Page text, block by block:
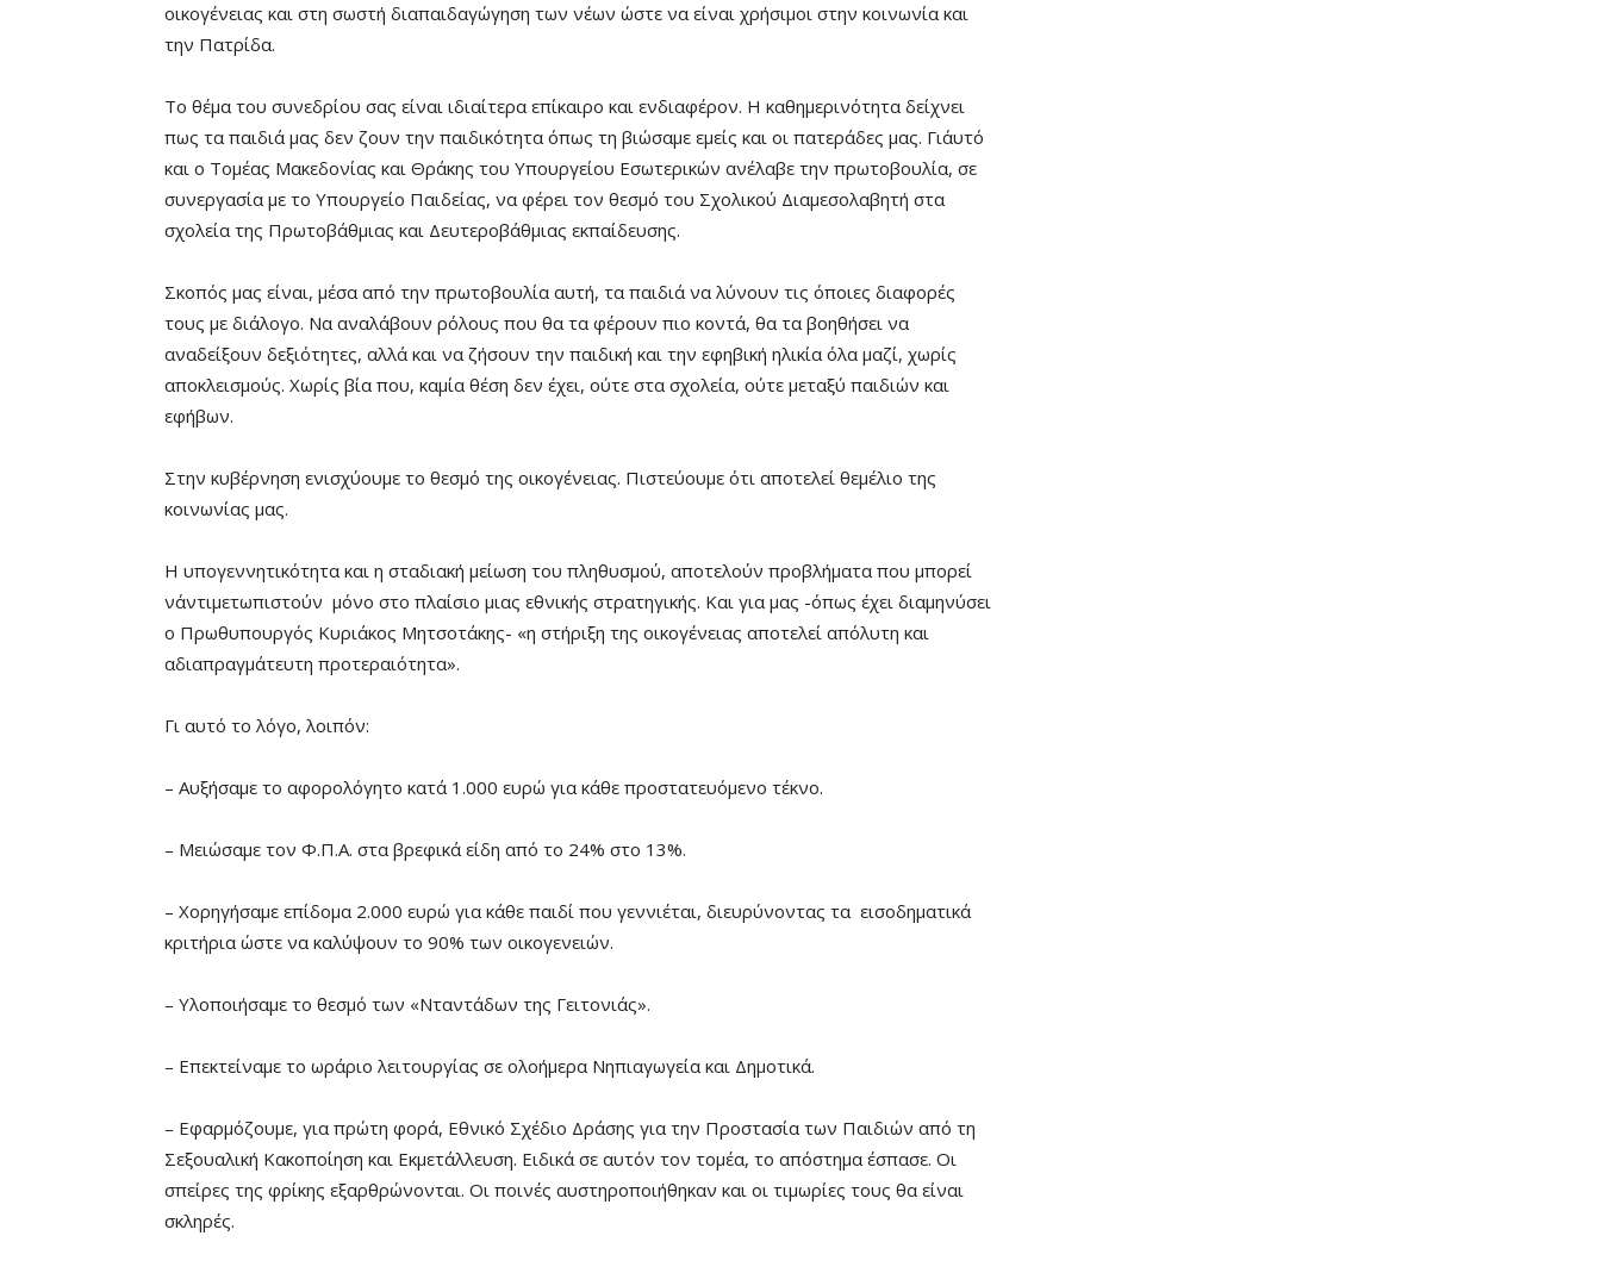
οικογένειας και στη σωστή διαπαιδαγώγηση των νέων ώστε να είναι χρήσιμοι στην κοινωνία και
την Πατρίδα.
Το θέμα του συνεδρίου σας είναι ιδιαίτερα επίκαιρο και ενδιαφέρον. Η καθημερινότητα δείχνει
πως τα παιδιά μας δεν ζουν την παιδικότητα όπως τη βιώσαμε εμείς και οι πατεράδες μας. Γι΄αυτό
και ο Τομέας Μακεδονίας και Θράκης του Υπουργείου Εσωτερικών ανέλαβε την πρωτοβουλία, σε
συνεργασία με το Υπουργείο Παιδείας, να φέρει τον θεσμό του Σχολικού Διαμεσολαβητή στα
σχολεία της Πρωτοβάθμιας και Δευτεροβάθμιας εκπαίδευσης.
Σκοπός μας είναι, μέσα από την πρωτοβουλία αυτή, τα παιδιά να λύνουν τις όποιες διαφορές
τους με διάλογο. Να αναλάβουν ρόλους που θα τα φέρουν πιο κοντά, θα τα βοηθήσει να
αναδείξουν δεξιότητες, αλλά και να ζήσουν την παιδική και την εφηβική ηλικία όλα μαζί, χωρίς
αποκλεισμούς. Χωρίς βία που, καμία θέση δεν έχει, ούτε στα σχολεία, ούτε μεταξύ παιδιών και
εφήβων.
Στην κυβέρνηση ενισχύουμε το θεσμό της οικογένειας. Πιστεύουμε ότι αποτελεί θεμέλιο της
κοινωνίας μας.
Η υπογεννητικότητα και η σταδιακή μείωση του πληθυσμού, αποτελούν προβλήματα που μπορεί
ν΄αντιμετωπιστούν μόνο στο πλαίσιο μιας εθνικής στρατηγικής. Και για μας -όπως έχει διαμηνύσει
ο Πρωθυπουργός Κυριάκος Μητσοτάκης- «η στήριξη της οικογένειας αποτελεί απόλυτη και
αδιαπραγμάτευτη προτεραιότητα».
Γι αυτό το λόγο, λοιπόν:
– Αυξήσαμε το αφορολόγητο κατά 1.000 ευρώ για κάθε προστατευόμενο τέκνο.
– Μειώσαμε τον Φ.Π.Α. στα βρεφικά είδη από το 24% στο 13%.
– Χορηγήσαμε επίδομα 2.000 ευρώ για κάθε παιδί που γεννιέται, διευρύνοντας τα εισοδηματικά
κριτήρια ώστε να καλύψουν το 90% των οικογενειών.
– Υλοποιήσαμε το θεσμό των «Νταντάδων της Γειτονιάς».
– Επεκτείναμε το ωράριο λειτουργίας σε ολοήμερα Νηπιαγωγεία και Δημοτικά.
– Εφαρμόζουμε, για πρώτη φορά, Εθνικό Σχέδιο Δράσης για την Προστασία των Παιδιών από τη
Σεξουαλική Κακοποίηση και Εκμετάλλευση. Ειδικά σε αυτόν τον τομέα, το απόστημα έσπασε. Οι
σπείρες της φρίκης εξαρθρώνονται. Οι ποινές αυστηροποιήθηκαν και οι τιμωρίες τους θα είναι
σκληρές.